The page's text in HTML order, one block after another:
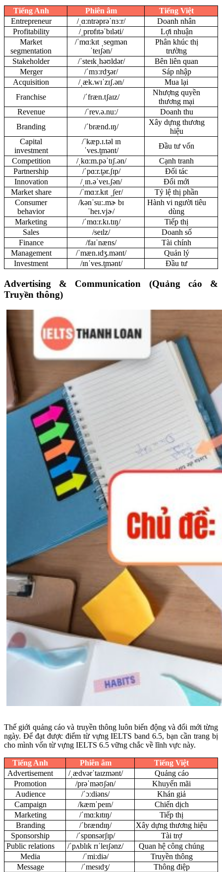
Tiếng Anh Phiên âm
Tiếng Việt
Entrepreneur
/ˌɑːntrəprəˈnɜːr/
Doanh nhân
Profitability
/ˌprɒfɪtəˈbɪləti/
Lợi nhuận
Market
segmentation
/ˈmɑːkɪt ˌseɡmən
ˈteɪʃən/
Phân khúc thị
trường
Stakeholder
/ˈsteɪkˌhəʊldər/
Bên liên quan
Merger
/ˈmɜːrdʒər/
Sáp nhập
Acquisition
/ˌæk.wɪˈzɪʃ.ən/
Mua lại
Franchise
/ˈfræn.tʃaɪz/
Nhượng quyền
thương mại
Revenue
/ˈrev.ə.nuː/
Doanh thu
Branding
/ˈbrænd.ɪŋ/
Xây dựng thương
hiệu
Capital
investment
/ˈkæp.ɪ.təl ɪn
ˈves.t̬mənt/
Đầu tư vốn
Competition
/ˌkɑːm.pəˈtɪʃ.ən/
Cạnh tranh
Partnership
/ˈpɑːr.t̬ər.ʃɪp/
Đối tác
Innovation
/ˌɪn.əˈveɪ.ʃən/
Đổi mới
Market share
/ˈmɑːr.kɪt ˌʃer/
Tỷ lệ thị phần
Consumer
behavior
/kənˈsuː.mɚ bɪ
ˈheɪ.vjɚ/
Hành vi người tiêu
dùng
Marketing
/ˈmɑːr.kɪ.tɪŋ/
Tiếp thị
Sales
/seɪlz/
Doanh số
Finance
/faɪˈnæns/
Tài chính
Management
/ˈmæn.ɪdʒ.mənt/
Quản lý
Investment
/ɪnˈves.t̬mənt/ Đầu tư
Advertising & Communication (Quảng cáo &
Truyền thông)
Thế giới quảng cáo và truyền thông luôn biến động và đổi mới từng
ngày. Để đạt được điểm từ vựng IELTS band 6.5, bạn cần trang bị
cho mình vốn từ vựng IELTS 6.5 vững chắc về lĩnh vực này.
Tiếng Anh Phiên âm
Tiếng Việt
Advertisement
/ˌædvərˈtaɪzmənt/
Quảng cáo
Promotion
/prəˈməʊʃən/
Khuyến mãi
Audience
/ˈɔːdiəns/
Khán giả
Campaign
/kæmˈpeɪn/
Chiến dịch
Marketing
/ˈmɑːkɪtɪŋ/
Tiếp thị
Branding
/ˈbrændɪŋ/
Xây dựng thương hiệu
Sponsorship
/ˈspɒnsərʃɪp/
Tài trợ
Public relations
/ˈpʌblɪk rɪˈleɪʃənz/
Quan hệ công chúng
Media
/ˈmiːdiə/
Truyền thông
Message
/ˈmesɪdʒ/
Thông điệp